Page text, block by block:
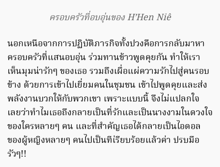
ครอบครัวที่อบอุ่นของ H’Hen Niê
นอกเหนือจากการปฏิบัติภารกิจทั้งปวงคือการกลับมาหา
ครอบครัวที่แสนอบอุ่น ร่วมทานข้าวพูดคุยกัน ทำให้เรา
เห็นมุมน่ารักๆ ของเธอ รวมถึงเผื่อแผ่ความรักไปสู่คนรอบ
ข้าง ด้วยการเข้าไปเยี่ยมคนในชุมชน เข้าไปพูดคุยและส่ง
พลังงานบวกให้กับพวกเขา เพราะแบบนี้ จึงไม่แปลกใจ
เลยว่าทำไมเธอถึงกลายเป็นที่รักและเป็นนางงามในดวงใจ
ของใครหลายๆ คน และที่สำคัญเธอได้กลายเป็นไอดอล
ของผู้หญิงหลายๆ คนไปเป็นทีเ่รียบร้อยแล้วค่า ปรบมือ
รัวๆ!!